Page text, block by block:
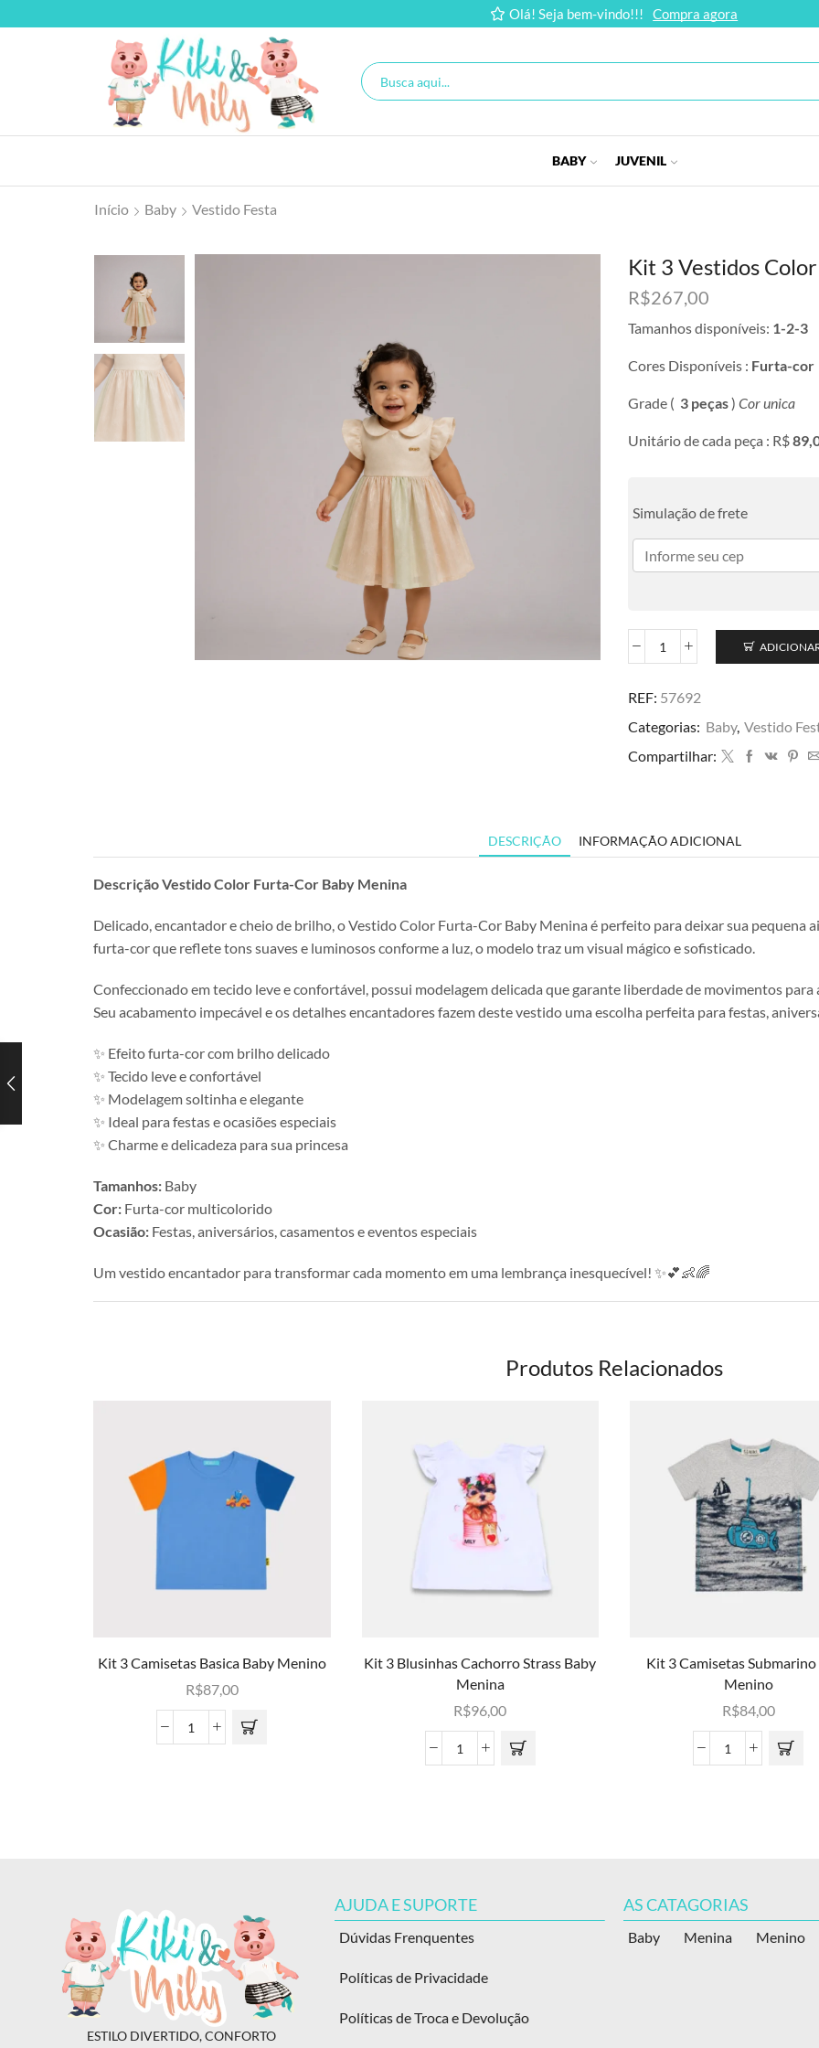
Olá! Seja bem-vindo!!! Compra agora
BABY JUVENIL
Início Baby Vestido Festa
Kit 3 Vestidos
R$267,00
Tamanhos disponíveis: 1-2-3
Cores Disponíveis : Furta-cor
Grade ( 3 peças) Cor unica
Unitário de cada peça : R$
Simulação de frete
REF: 57692
Categorias: Baby, Vestido
Compartilhar:
DESCRIÇÃO INFORMAÇÃO ADICIONAL
Descrição Vestido Color Furta-Cor Baby Menina
Delicado, encantador e cheio de brilho, o Vestido Color Furta-Cor Baby Menina é perfeito para deixar sua pequena
furta-cor que reflete tons suaves e luminosos conforme a luz, o modelo traz um visual mágico e sofisticado.
Confeccionado em tecido leve e confortável, possui modelagem delicada que garante liberdade de movimentos
Seu acabamento impecável e os detalhes encantadores fazem deste vestido uma escolha perfeita para festas,
✨ Efeito furta-cor com brilho delicado
✨ Tecido leve e confortável
✨ Modelagem soltinha e elegante
✨ Ideal para festas e ocasiões especiais
✨ Charme e delicadeza para sua princesa
Tamanhos: Baby
Cor: Furta-cor multicolorido
Ocasião: Festas, aniversários, casamentos e eventos especiais
Um vestido encantador para transformar cada momento em uma lembrança inesquecível! ✨💕👶🌈
Produtos Relacionados
Kit 3 Camisetas Basica Baby Menino
R$87,00
Kit 3 Blusinhas Cachorro Strass Baby
Menina
R$96,00
Kit 3 Camisetas Submarino
Menino
R$84,00
ESTILO DIVERTIDO, CONFORTO
AJUDA E SUPORTE
Dúvidas Frenquentes
Políticas de Privacidade
Políticas de Troca e Devolução
AS CATAGORIAS
Baby Menina Menino